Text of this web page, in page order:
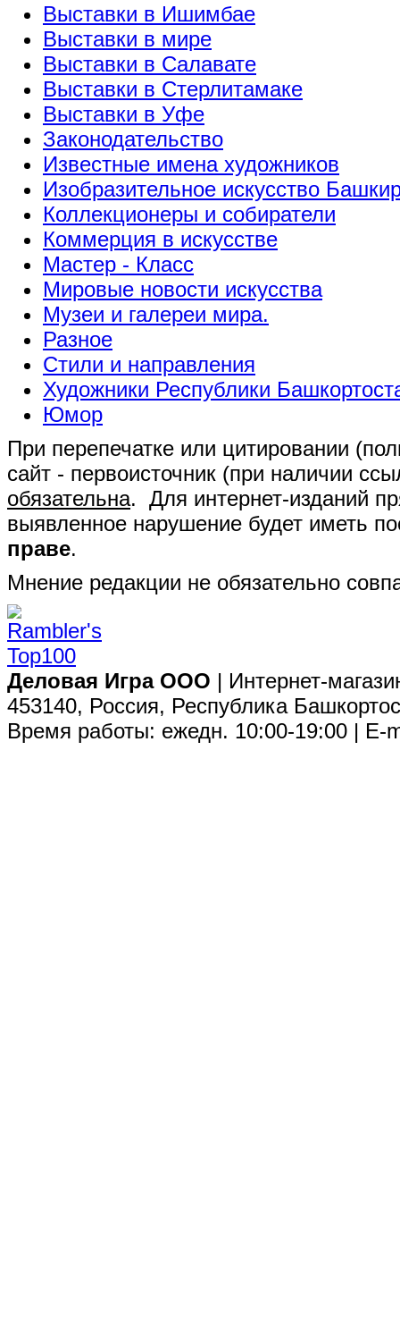
Выставки в Ишимбае
Выставки в мире
Выставки в Салавате
Выставки в Стерлитамаке
Выставки в Уфе
Законодательство
Известные имена художников
Изобразительное искусство
Коллекционеры и собиратели
Коммерция в искусстве
Мастер - Класс
Мировые новости искусства
Музеи и галереи мира.
Разное
Стили и направления
Художники Республики
Юмор
При перепечатке или цитировании
сайт - первоисточник (при наличии
обязательна. Для интернет-изданий
выявленное нарушение будет иметь
праве.
Мнение редакции не обязательно
Деловая Игра ООО | Интернет-
453140, Россия, Республика
Время работы: ежедн. 10:00-19:00 | E-